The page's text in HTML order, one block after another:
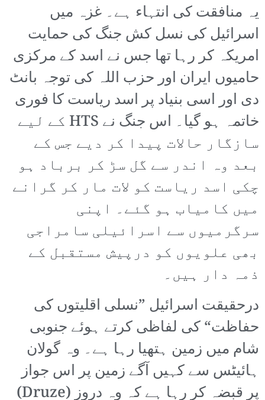
یہ منافقت کی انتہاء ہے۔ غزہ میں
اسرائیل کی نسل کش جنگ کی حمایت
امریکہ کر رہا تھا جس نے اسد کے مرکزی
حامیوں ایران اور حزب اللہ کی توجہ بانٹ
دی اور اسی بنیاد پر اسد ریاست کا فوری
خاتمہ ہو گیا۔ اس جنگ نے HTS کے لیے
سازگار حالات پیدا کر دیے جس کے
بعد وہ اندر سے گل سڑ کر برباد ہو
چکی اسد ریاست کو لات مار کر گرانے
میں کامیاب ہو گئے۔ اپنی
سرگرمیوں سے اسرائیلی سامراجی
بھی علویوں کو درپیش مستقبل کے
ذمہ دار ہیں۔
درحقیقت اسرائیل ”نسلی اقلیتوں کی
حفاظت“ کی لفاظی کرتے ہوئے جنوبی
شام میں زمین ہتھیا رہا ہے۔ وہ گولان
ہائیٹس سے کہیں آگے زمین پر اس جواز
پر قبضہ کر رہا ہے کہ وہ دروز (Druze)